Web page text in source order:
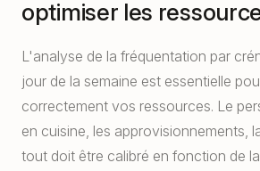
optimiser les
L'analyse de la fréquentation par
jour de la semaine est essentielle
correctement vos ressources. Le
en cuisine, les approvisionnements,
tout doit être calibré en fonction de